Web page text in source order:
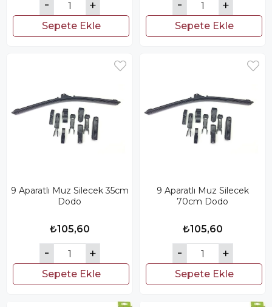
Sepete Ekle Sepete Ekle
9 Aparatlı Muz Silecek 35cm
Dodo
₺105,60
Sepete Ekle
9 Aparatlı Muz Silecek
70cm Dodo
₺105,60
Sepete Ekle